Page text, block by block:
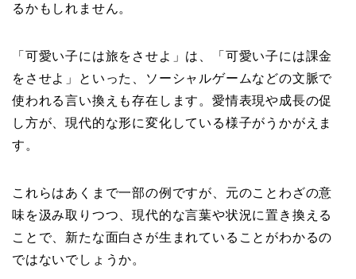
るかもしれません。
「可愛い子には旅をさせよ」は、「可愛い子には課金
をさせよ」といった、ソーシャルゲームなどの文脈で
使われる言い換えも存在します。愛情表現や成長の促
し方が、現代的な形に変化している様子がうかがえま
す。
これらはあくまで一部の例ですが、元のことわざの意
味を汲み取りつつ、現代的な言葉や状況に置き換える
ことで、新たな面白さが生まれていることがわかるの
ではないでしょうか。